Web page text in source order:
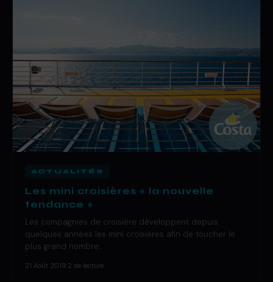
ACTUALITÉS
Les mini croisières « la nouvelle
tendance »
Les compagnies de croisière développent depuis
quelques années les mini croisières afin de toucher le
plus grand nombre…
21 Août 2019 2 de lecture